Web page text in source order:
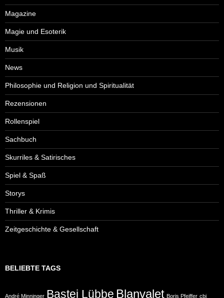
Magazine
Magie und Esoterik
Musik
News
Philosophie und Religion und Spiritualität
Rezensionen
Rollenspiel
Sachbuch
Skurriles & Satirisches
Spiel & Spaß
Storys
Thriller & Krimis
Zeitgeschichte & Gesellschaft
BELIEBTE TAGS
André Minninger Bastei Lübbe Blanvalet Boris Pfeiffer cbj